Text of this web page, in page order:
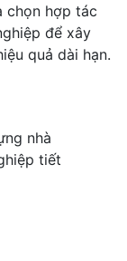
chọn hợp tác
để xây
quả dài hạn.